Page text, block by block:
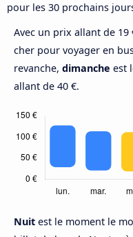
pour les 30 prochains
Avec un prix allant de 19
cher pour voyager en
revanche, dimanche est
allant de 40 €.
Nuit est le moment le